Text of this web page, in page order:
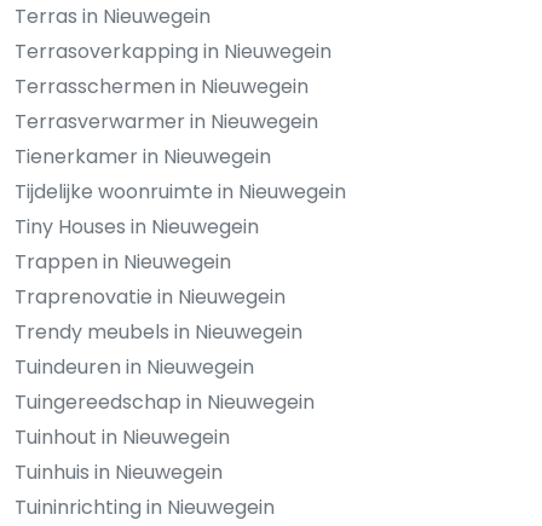
Terras in Nieuwegein
Terrasoverkapping in Nieuwegein
Terrasschermen in Nieuwegein
Terrasverwarmer in Nieuwegein
Tienerkamer in Nieuwegein
Tijdelijke woonruimte in Nieuwegein
Tiny Houses in Nieuwegein
Trappen in Nieuwegein
Traprenovatie in Nieuwegein
Trendy meubels in Nieuwegein
Tuindeuren in Nieuwegein
Tuingereedschap in Nieuwegein
Tuinhout in Nieuwegein
Tuinhuis in Nieuwegein
Tuininrichting in Nieuwegein